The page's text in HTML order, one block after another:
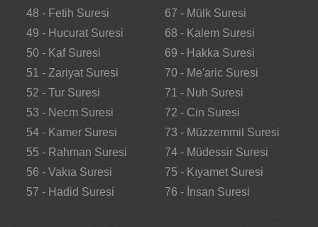
48 - Fetih Suresi
49 - Hucurat Suresi
50 - Kaf Suresi
51 - Zariyat Suresi
52 - Tur Suresi
53 - Necm Suresi
54 - Kamer Suresi
55 - Rahman Suresi
56 - Vakıa Suresi
57 - Hadid Suresi
67 - Mülk Suresi
68 - Kalem Suresi
69 - Hakka Suresi
70 - Me'aric Suresi
71 - Nuh Suresi
72 - Cin Suresi
73 - Müzzemmil Suresi
74 - Müdessir Suresi
75 - Kıyamet Suresi
76 - İnsan Suresi